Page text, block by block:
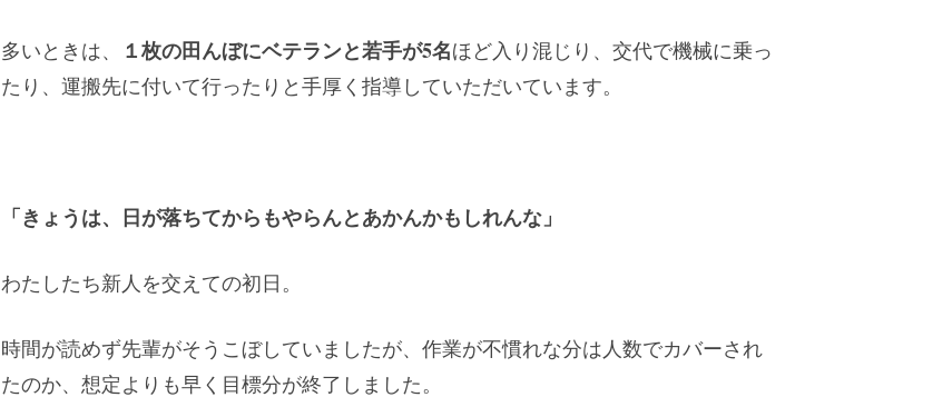
多いときは、 １枚の田んぼにベテランと若手が5名ほど入り混じり、交代で機械に乗っ
たり、運搬先に付いて行ったりと手厚く指導していただいています。
「きょうは、日が落ちてからもやらんとあかんかもしれんな」
わたしたち新人を交えての初日。
時間が読めず先輩がそうこぼしていましたが、作業が不慣れな分は人数でカバーされ
たのか、想定よりも早く目標分が終了しました。